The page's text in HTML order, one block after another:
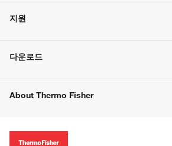
주문 방법
벌크 주문
지원
고객 센터
웹사이트 개선사항
다운로드
About Thermo Fisher
투자자